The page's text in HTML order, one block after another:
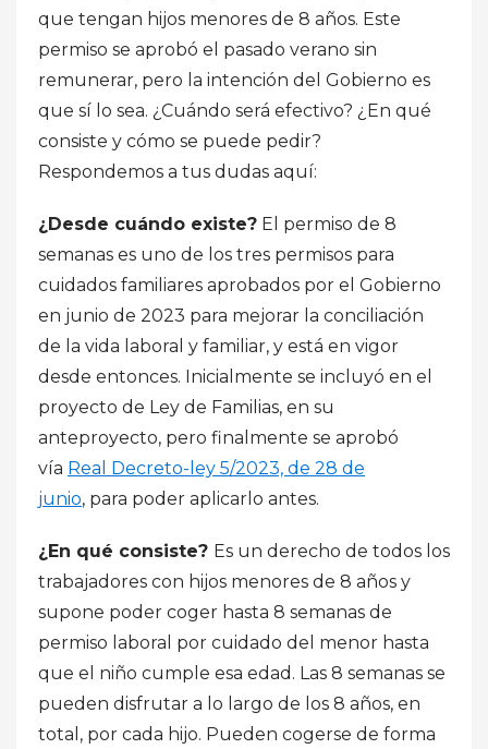
que tengan hijos menores de 8 años. Este
permiso se aprobó el pasado verano sin
remunerar, pero la intención del Gobierno es
que sí lo sea. ¿Cuándo será efectivo? ¿En qué
consiste y cómo se puede pedir?
Respondemos a tus dudas aquí:
¿Desde cuándo existe? El permiso de 8
semanas es uno de los tres permisos para
cuidados familiares aprobados por el Gobierno
en junio de 2023 para mejorar la conciliación
de la vida laboral y familiar, y está en vigor
desde entonces. Inicialmente se incluyó en el
proyecto de Ley de Familias, en su
anteproyecto, pero finalmente se aprobó
vía Real Decreto-ley 5/2023, de 28 de
junio, para poder aplicarlo antes.
¿En qué consiste? Es un derecho de todos los
trabajadores con hijos menores de 8 años y
supone poder coger hasta 8 semanas de
permiso laboral por cuidado del menor hasta
que el niño cumple esa edad. Las 8 semanas se
pueden disfrutar a lo largo de los 8 años, en
total, por cada hijo. Pueden cogerse de forma